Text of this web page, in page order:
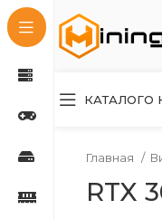
КАТАЛОГО
Главная
RTX